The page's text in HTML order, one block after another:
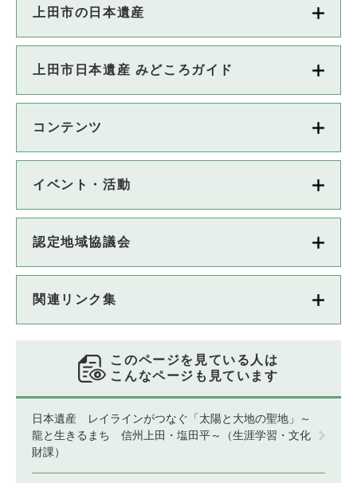
上田市の日本遺産
上田市日本遺産 みどころガイド
コンテンツ
イベント・活動
認定地域協議会
関連リンク集
このページを見ている人は
こんなページも見ています
日本遺産 レイラインがつなぐ「太陽と大地の聖地」～
龍と生きるまち 信州上田・塩田平～（生涯学習・文化
財課）